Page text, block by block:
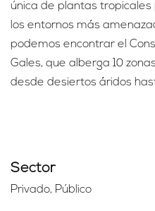
única de plantas
los entornos más
podemos encontrar el
Gales, que alberga 10
desde desiertos áridos
Sector
Privado, Público